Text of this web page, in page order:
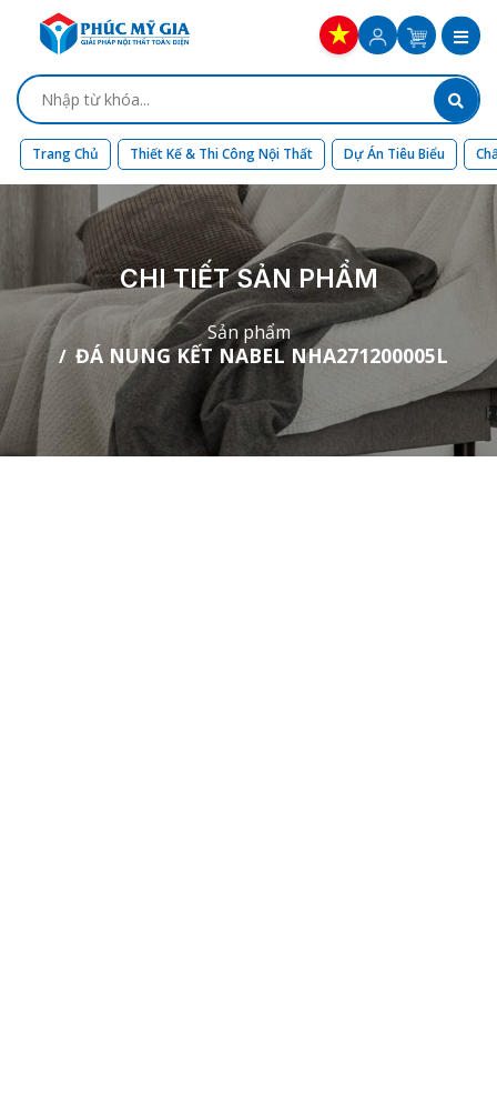
Trang Chủ Thiết Kế & Thi Công Nội Thất Dự Án Tiêu Biểu
CHI TIẾT SẢN PHẨM
Sản phẩm
ĐÁ NUNG KẾT NABEL NHA271200005L